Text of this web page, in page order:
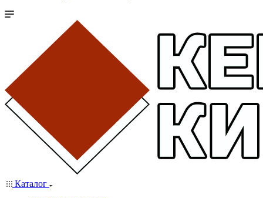
Каталог